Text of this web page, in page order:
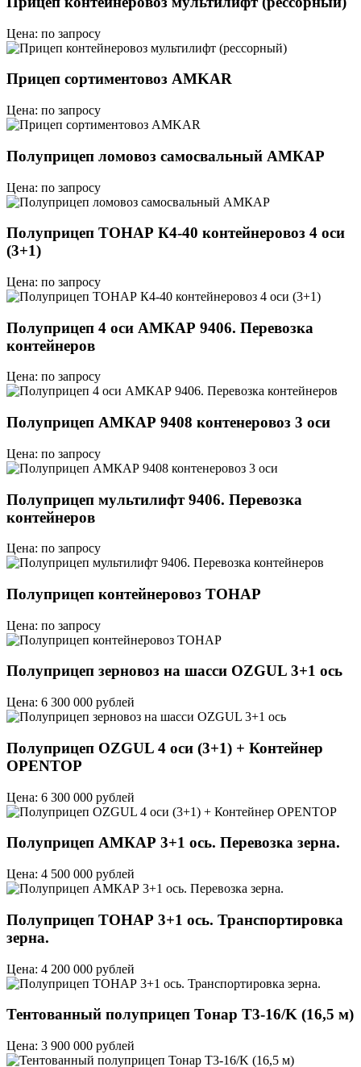
Цена: по запросу
Прицеп сортиментовоз AMKAR
Цена: по запросу
Полуприцеп ломовоз самосвальный АМКАР
Цена: по запросу
Полуприцеп ТОНАР К4-40 контейнеровоз 4 оси
(3+1)
Цена: по запросу
Полуприцеп 4 оси АМКАР 9406. Перевозка
контейнеров
Цена: по запросу
Полуприцеп АМКАР 9408 контенеровоз 3 оси
Цена: по запросу
Полуприцеп мультилифт 9406. Перевозка
контейнеров
Цена: по запросу
Полуприцеп контейнеровоз ТОНАР
Цена: по запросу
Полуприцеп зерновоз на шасси OZGUL 3+1 ось
Цена: 6 300 000 рублей
Полуприцеп OZGUL 4 оси (3+1) + Контейнер
OPENTOP
Цена: 6 300 000 рублей
Полуприцеп АМКАР 3+1 ось. Перевозка зерна.
Цена: 4 500 000 рублей
Полуприцеп ТОНАР 3+1 ось. Транспортировка
зерна.
Цена: 4 200 000 рублей
Тентованный полуприцеп Тонар T3-16/K (16,5 м)
Цена: 3 900 000 рублей